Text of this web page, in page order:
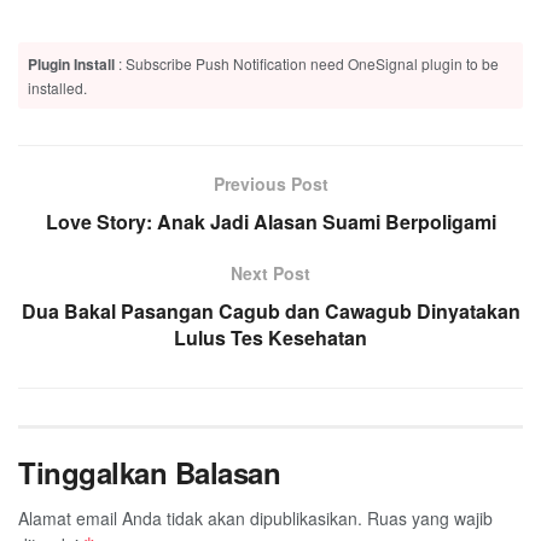
Plugin Install : Subscribe Push Notification need OneSignal plugin to be
installed.
Previous Post
Love Story: Anak Jadi Alasan Suami Berpoligami
Next Post
Dua Bakal Pasangan Cagub dan Cawagub Dinyatakan
Lulus Tes Kesehatan
Tinggalkan Balasan
Alamat email Anda tidak akan dipublikasikan. Ruas yang wajib